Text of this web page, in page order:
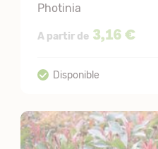
Photinia
A partir de 3,16 €